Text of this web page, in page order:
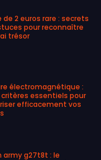
de 2 euros rare : secrets
pour reconnaître
trésor
électromagnétique :
critères essentiels pour
efficacement vos
army g27t8t : le